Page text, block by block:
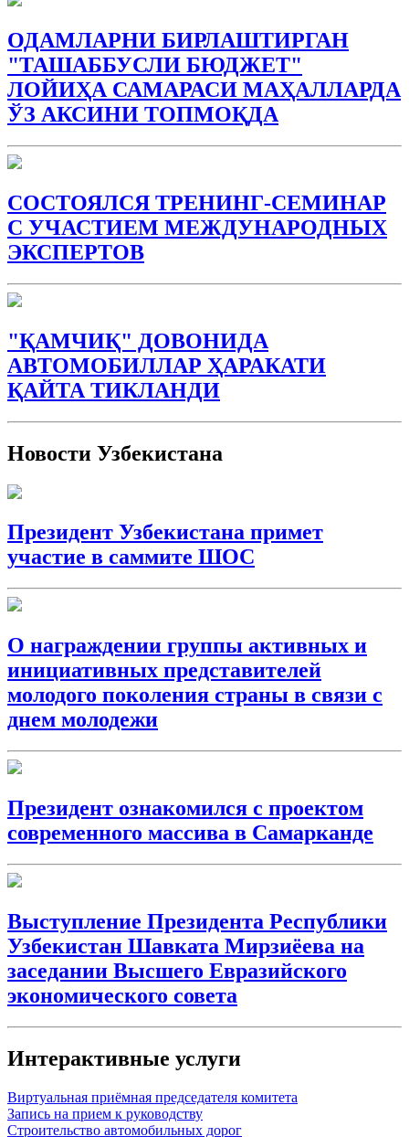
ОДАМЛАРНИ БИРЛАШТИРГАН
"ТАШАББУСЛИ БЮДЖEТ"
ЛОЙИҲА САМАРАСИ МАҲАЛЛАРДА
ЎЗ АКСИНИ ТОПМОҚДА
СОСТОЯЛСЯ ТРЕНИНГ-СЕМИНАР
С УЧАСТИЕМ МЕЖДУНАРОДНЫХ
ЭКСПЕРТОВ
"ҚАМЧИҚ" ДОВОНИДА
АВТОМОБИЛЛАР ҲАРАКАТИ
ҚАЙТА ТИКЛАНДИ
Новости Узбекистана
Президент Узбекистана примет
участие в саммите ШОС
О награждении группы активных и
инициативных представителей
молодого поколения страны в связи с
днем молодежи
Президент ознакомился с проектом
современного массива в Самарканде
Выступление Президента Республики
Узбекистан Шавката Мирзиёева на
заседании Высшего Евразийского
экономического совета
Интерактивные услуги
Виртуальная приёмная председателя комитета
Запись на прием к руководству
Строительство автомобильных дорог